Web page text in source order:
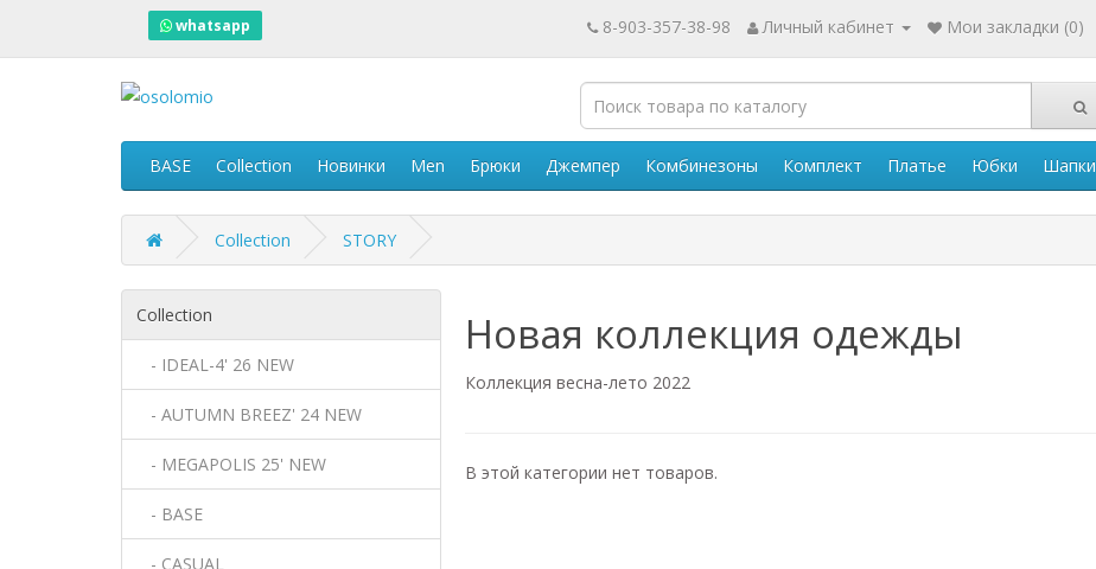
whatsapp 8-903-357-38-98 Личный кабинет Мои закладки (0)
BASE Collection Новинки Men Брюки Джемпер Комбинезоны Комплект Платье Юбки Шапки
Collection STORY
Collection
- IDEAL-4' 26 NEW
- AUTUMN BREEZ' 24 NEW
- MEGAPOLIS 25' NEW
- BASE
- CASUAL
Новая коллекция одежды
Коллекция весна-лето 2022
В этой категории нет товаров.